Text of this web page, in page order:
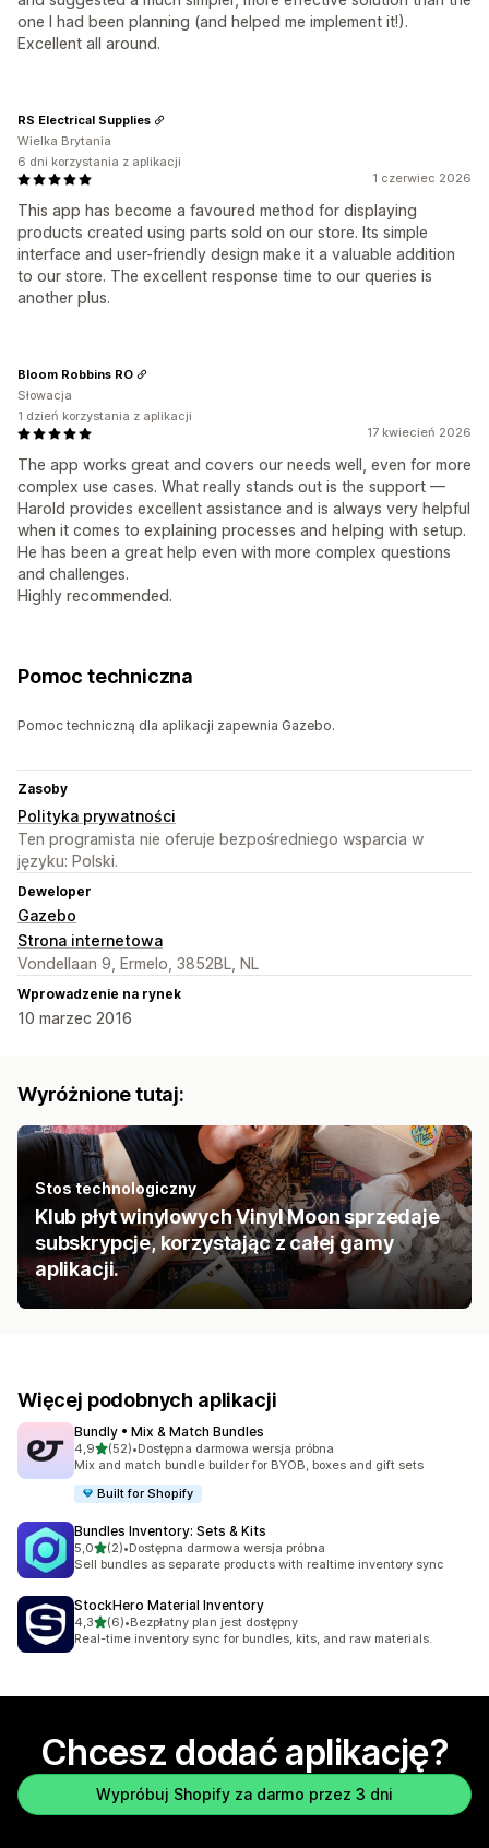
one I had been planning (and helped me implement it!).
Excellent all around.
1 czerwiec 2026
This app has become a favoured method for displaying
products created using parts sold on our store. Its simple
interface and user-friendly design make it a valuable addition
to our store. The excellent response time to our queries is
another plus.
RS Electrical Supplies
Wielka Brytania
6 dni korzystania z aplikacji
17 kwiecień 2026
The app works great and covers our needs well, even for more
complex use cases. What really stands out is the support —
Harold provides excellent assistance and is always very helpful
when it comes to explaining processes and helping with setup.
He has been a great help even with more complex questions
and challenges.
Highly recommended.
Bloom Robbins RO
Słowacja
1 dzień korzystania z aplikacji
Pomoc techniczna
Pomoc techniczną dla aplikacji zapewnia Gazebo.
Zasoby
Polityka prywatności
Ten programista nie oferuje bezpośredniego wsparcia w
języku: Polski.
Deweloper
Gazebo
Strona internetowa
Vondellaan 9, Ermelo, 3852BL, NL
Wprowadzenie na rynek
10 marzec 2016
Wyróżnione tutaj:
Stos technologiczny
Klub płyt winylowych Vinyl Moon sprzedaje
subskrypcje, korzystając z całej gamy
aplikacji.
Więcej podobnych aplikacji
Bundly • Mix & Match Bundles
4,9na 5 gwiazdek
(52)
Łączna liczba recenzji: 52
•Dostępna darmowa wersja próbna
Mix and match bundle builder for BYOB, boxes and gift sets
Built for Shopify
Bundles Inventory: Sets & Kits
5,0na 5 gwiazdek
(2)
Łączna liczba recenzji: 2
•Dostępna darmowa wersja próbna
Sell bundles as separate products with realtime inventory sync
StockHero Material Inventory
4,3na 5 gwiazdek
(6)
Łączna liczba recenzji: 6
•Bezpłatny plan jest dostępny
Real-time inventory sync for bundles, kits, and raw materials.
Chcesz dodać aplikację?
Wypróbuj Shopify za darmo przez 3 dni